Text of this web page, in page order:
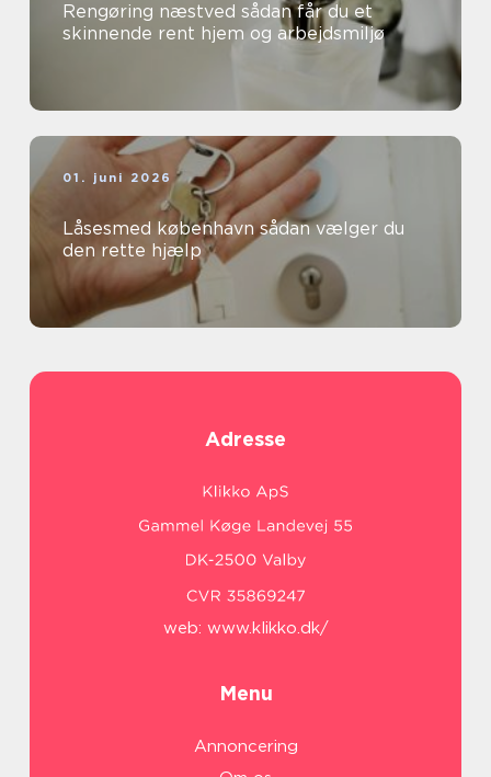
Rengøring næstved sådan får du et
skinnende rent hjem og arbejdsmiljø
01. juni 2026
Låsesmed københavn sådan vælger du
den rette hjælp
Adresse
web: www.klikko.dk/
Menu
Annoncering